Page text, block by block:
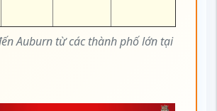
Auburn từ các thành phố lớn tại